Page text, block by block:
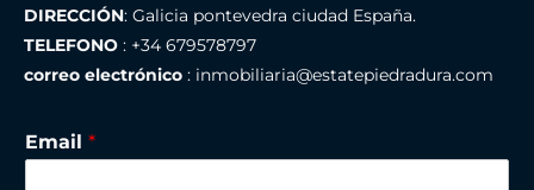
DIRECCIÓN: Galicia pontevedra ciudad España.
TELEFONO : +34 679578797
correo electrónico : inmobiliaria@estatepiedradura.com
Email *